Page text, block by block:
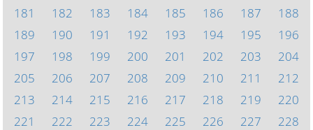
181
182 183 184 185 186 187
188
189
190 191 192 193 194 195
196
197
198 199 200 201 202 203
204
205
206 207 208 209 210 211
212
213
214 215 216 217 218 219
220
221
222 223 224 225 226 227
228